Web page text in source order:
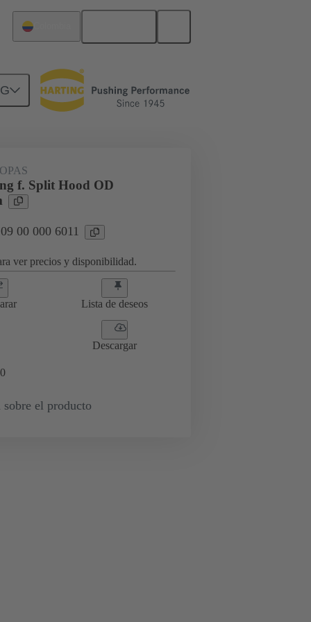
de cable 09 00 000 6011
f. Split Hood OD
00 000 6011
ver precios y disponibilidad.
Lista de deseos
Descargar
0
sobre el producto